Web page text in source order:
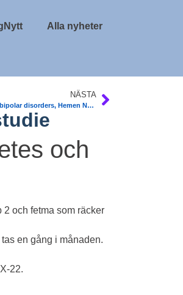
Alla nyheter
NÄSTA
Cardiometabolic risk indicators in bipolar disorders, Hemen Najar. Avhandling
och
2 och fetma som räcker
en gång i månaden.
22.